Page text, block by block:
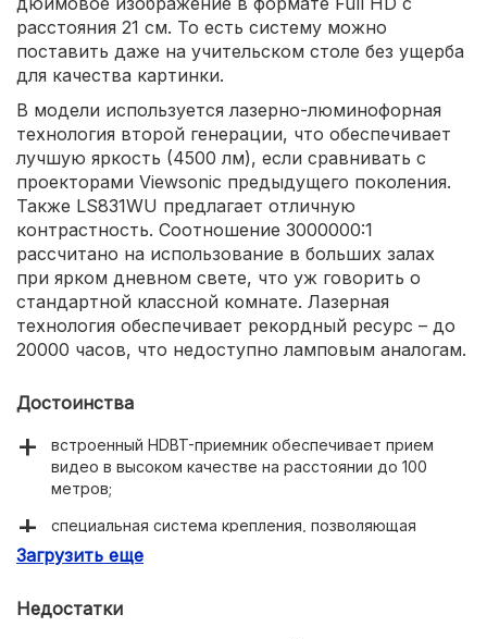
расстояния 21 см. То есть систему можно
поставить даже на учительском столе без ущерба
для качества картинки.
В модели используется лазерно-люминофорная
технология второй генерации, что обеспечивает
лучшую яркость (4500 лм), если сравнивать с
проекторами Viewsonic предыдущего поколения.
Также LS831WU предлагает отличную
контрастность. Соотношение 3000000:1
рассчитано на использование в больших залах
при ярком дневном свете, что уж говорить о
стандартной классной комнате. Лазерная
технология обеспечивает рекордный ресурс – до
20000 часов, что недоступно ламповым аналогам.
Достоинства
встроенный HDBT-приемник обеспечивает прием
видео в высоком качестве на расстоянии до 100
метров;
специальная система крепления, позволяющая
вращать проектор в радиусе 360 градусов;
рекордный ресурс работы;
Загрузить еще
Недостатки